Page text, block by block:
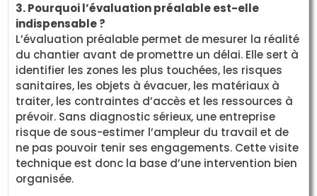
3. Pourquoi l’évaluation préalable est-elle
indispensable ?
L’évaluation préalable permet de mesurer la réalité
du chantier avant de promettre un délai. Elle sert à
identifier les zones les plus touchées, les risques
sanitaires, les objets à évacuer, les matériaux à
traiter, les contraintes d’accès et les ressources à
prévoir. Sans diagnostic sérieux, une entreprise
risque de sous-estimer l’ampleur du travail et de
ne pas pouvoir tenir ses engagements. Cette visite
technique est donc la base d’une intervention bien
organisée.